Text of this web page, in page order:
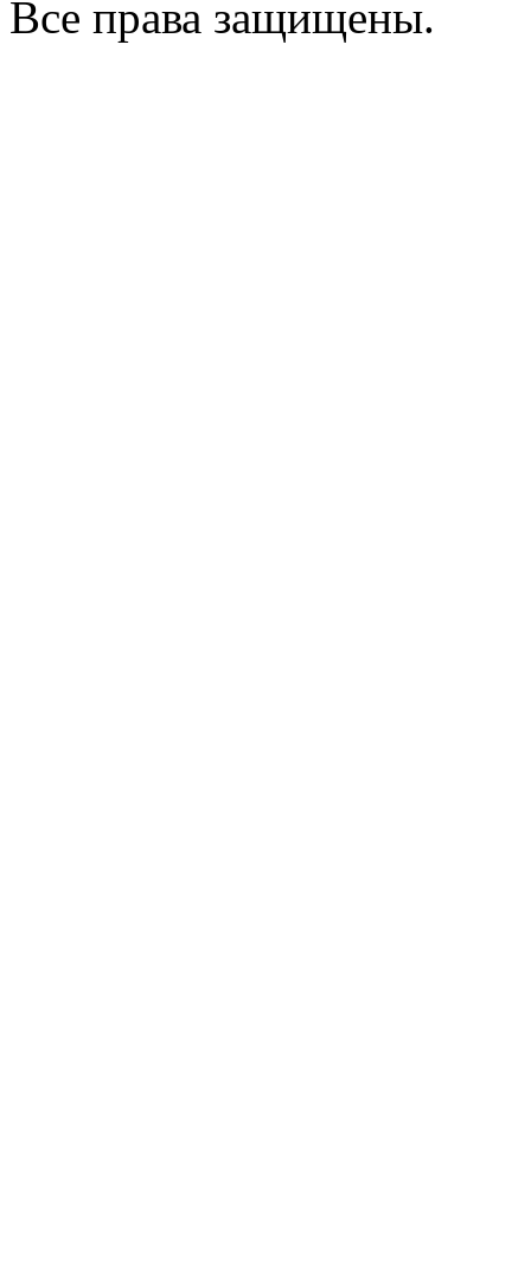
Все права защищены.